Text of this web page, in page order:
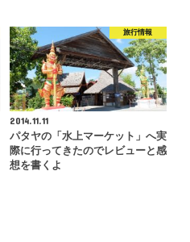
旅行情報
2014.11.11
パタヤの「水上マーケット」へ実
際に行ってきたのでレビューと感
想を書くよ